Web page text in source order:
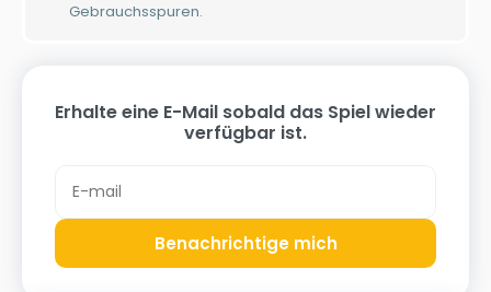
Gebrauchsspuren.
Erhalte eine E-Mail sobald das Spiel wieder
verfügbar ist.
Benachrichtige mich